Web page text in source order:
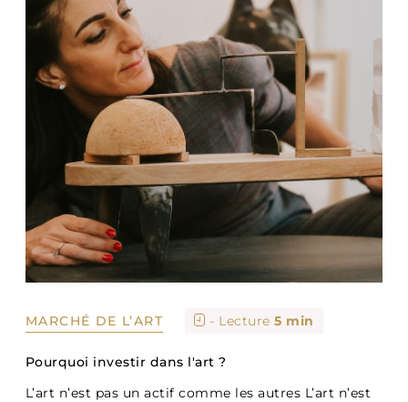
MARCHÉ DE L’ART - Lecture5 min
Pourquoi investir dans l'art ?
L’art n’est pas un actif comme les autres L’art n’est